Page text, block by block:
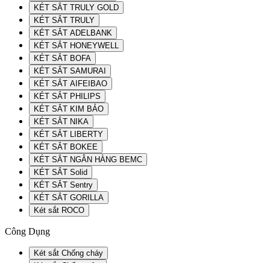
KÉT SẮT TRULY GOLD
KÉT SẮT TRULY
KÉT SẮT ADELBANK
KÉT SẮT HONEYWELL
KÉT SẮT BOFA
KÉT SẮT SAMURAI
KÉT SẮT AIFEIBAO
KÉT SẮT PHILIPS
KÉT SẮT KIM BẢO
KÉT SẮT NIKA
KÉT SẮT LIBERTY
KÉT SẮT BOKEE
KÉT SẮT NGÂN HÀNG BEMC
KÉT SẮT Solid
KÉT SẮT Sentry
KÉT SẮT GORILLA
Két sắt ROCO
Công Dụng
Két sắt Chống cháy